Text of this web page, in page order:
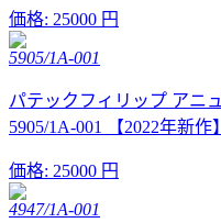
価格: 25000 円
5905/1A-001
パテックフィリップ アニ
5905/1A-001 【2022年新作】
価格: 25000 円
4947/1A-001